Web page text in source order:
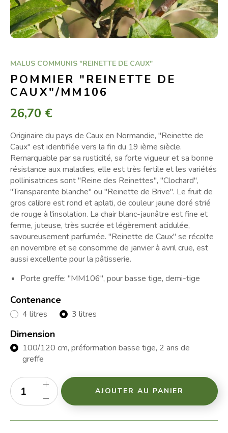
MALUS COMMUNIS "REINETTE DE CAUX"
POMMIER "REINETTE DE
CAUX"/MM106
26,70 €
Originaire du pays de Caux en Normandie, "Reinette de
Caux" est identifiée vers la fin du 19 ième siècle.
Remarquable par sa rusticité, sa forte vigueur et sa bonne
résistance aux maladies, elle est très fertile et les variétés
pollinisatrices sont "Reine des Reinettes", "Clochard",
"Transparente blanche" ou "Reinette de Brive". Le fruit de
gros calibre est rond et aplati, de couleur jaune doré strié
de rouge à l'insolation. La chair blanc-jaunâtre est fine et
ferme, juteuse, très sucrée et légèrement acidulée,
savoureusement parfumée. "Reinette de Caux" se récolte
en novembre et se consomme de janvier à avril crue, est
aussi excellente pour la pâtisserie.
Porte greffe: "MM106", pour basse tige, demi-tige
Contenance
4 litres 3 litres
Dimension
100/120 cm, préformation basse tige, 2 ans de
greffe
AJOUTER AU PANIER